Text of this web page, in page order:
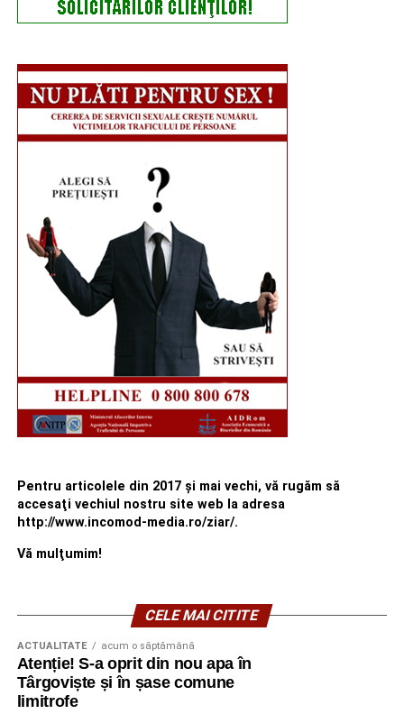
Pentru articolele din 2017 şi mai vechi, vă rugăm să
accesaţi vechiul nostru site web la adresa
http://www.incomod-media.ro/ziar/.
Vă mulţumim!
CELE MAI CITITE
ACTUALITATE acum o săptămână
Atenție! S-a oprit din nou apa în
Târgoviște și în șase comune
limitrofe